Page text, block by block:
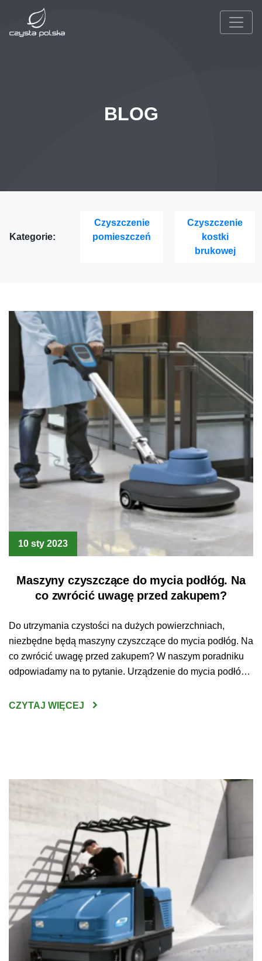
BLOG
Kategorie:
Czyszczenie
pomieszczeń
Czyszczenie
kostki
brukowej
10 sty 2023
Maszyny czyszczące do mycia podłóg. Na
co zwrócić uwagę przed zakupem?
Do utrzymania czystości na dużych powierzchniach,
niezbędne będą maszyny czyszczące do mycia podłóg. Na
co zwrócić uwagę przed zakupem? W naszym poradniku
odpowiadamy na to pytanie. Urządzenie do mycia podłóg
wielkopowierzchniowych przestrzeni bez użycia do tego
CZYTAJ WIĘCEJ